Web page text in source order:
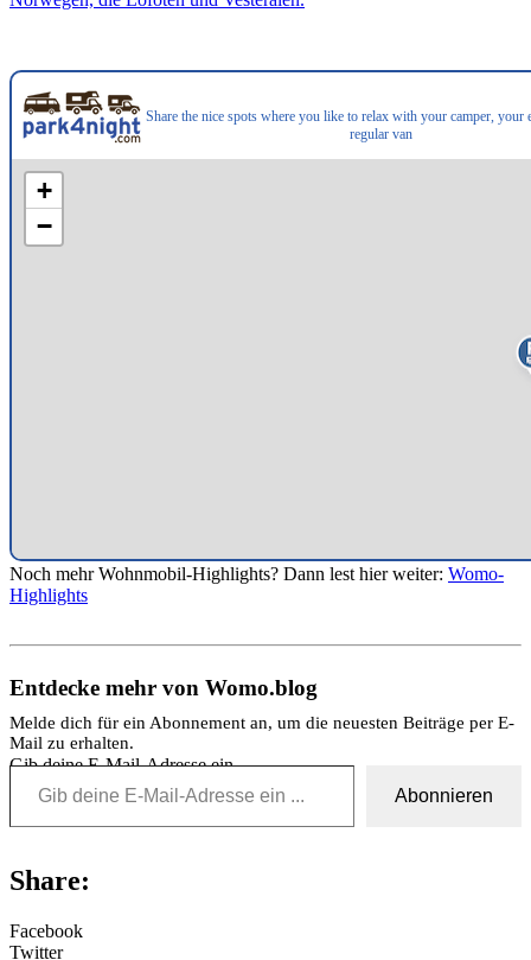
Share the nice spots where you like to relax with your camper, your
regular van
Noch mehr Wohnmobil-Highlights? Dann lest hier weiter: Womo-
Highlights
Entdecke mehr von Womo.blog
Melde dich für ein Abonnement an, um die neuesten Beiträge per E-
Mail zu erhalten.
Gib deine E-Mail-Adresse ein ...
Abonnieren
Share:
Facebook
Twitter